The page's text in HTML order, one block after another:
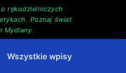
rękodzielniczych
Poznaj świat
Mydlany.
Wszystkie wpisy